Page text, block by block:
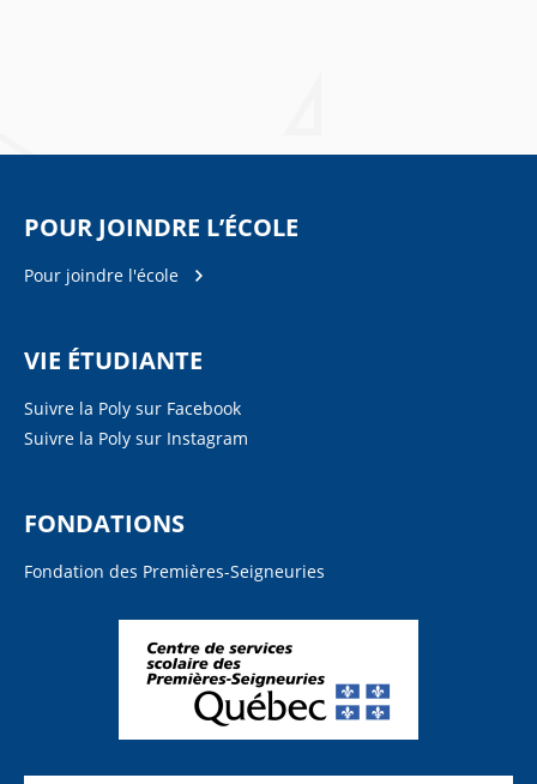
POUR JOINDRE L’ÉCOLE
Pour joindre l'école
VIE ÉTUDIANTE
Suivre la Poly sur Facebook
Suivre la Poly sur Instagram
FONDATIONS
Fondation des Premières-Seigneuries